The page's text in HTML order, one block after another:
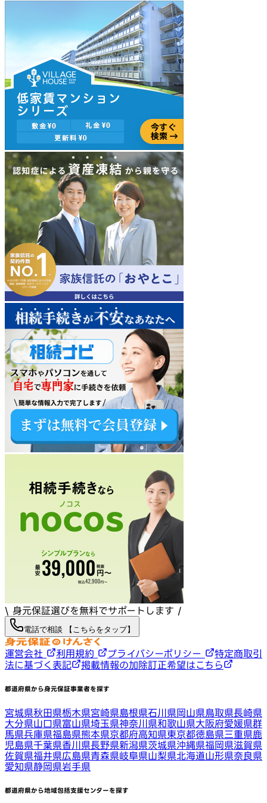
\ 身元保証選びを無料でサポートします /
電話で相談 【こちらをタップ】
運営会社 利用規約 プライバシーポリシー
特定商取引
法に基づく表記
掲載情報の加除訂正希望はこちら
都道府県から身元保証事業者を探す
宮城県秋田県栃木県宮崎県島根県石川県岡山県鳥取県長崎県
大分県山口県富山県埼玉県神奈川県和歌山県大阪府愛媛県群
馬県兵庫県福島県熊本県京都府高知県東京都徳島県三重県鹿
児島県千葉県香川県長野県新潟県茨城県沖縄県福岡県滋賀県
佐賀県福井県広島県青森県岐阜県山梨県北海道山形県奈良県
愛知県静岡県岩手県
都道府県から地域包括支援センターを探す